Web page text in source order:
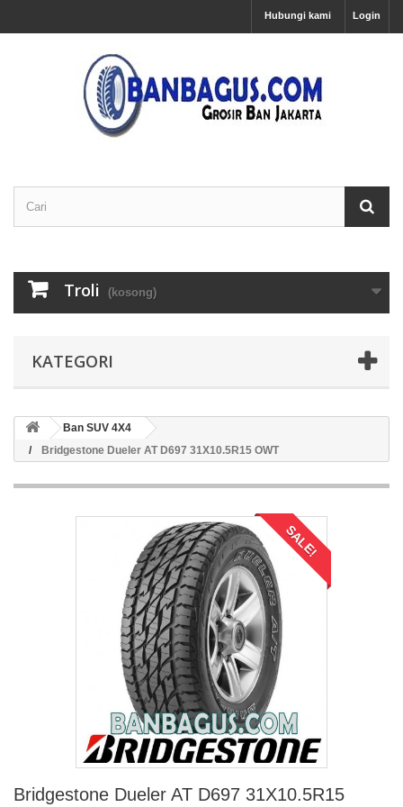
Login
Hubungi kami
Troli (kosong)
KATEGORI
Ban SUV 4X4
Bridgestone Dueler AT D697 31X10.5R15 OWT
SALE!
Bridgestone Dueler AT D697 31X10.5R15